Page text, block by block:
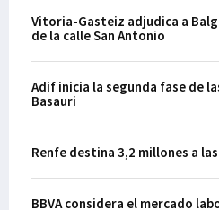
Vitoria-Gasteiz adjudica a
de la calle San Antonio
Adif inicia la segunda fase de
Basauri
Renfe destina 3,2 millones a
BBVA considera el mercado